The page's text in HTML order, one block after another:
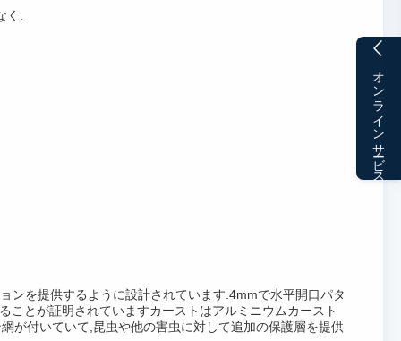
オンラインサービス
.
ンを提供するように設計されています.4mmで水平開口パタ
とが証明されていますカーストはアルミニウムカースト
が付いていて,昆虫や他の害虫に対して追加の保護層を提供